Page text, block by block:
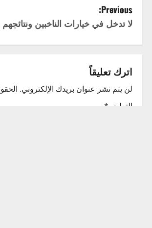
P
o
s
t
n
Previous:
لا تدخل في خيارات الناخبين
اترك تعليقاً
لن يتم نشر عنوان بريدك الإلكتروني.
التعليق *